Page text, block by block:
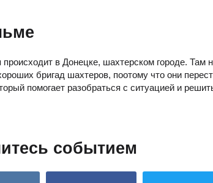
происходит в Донецке, шахтерском городе. Там
бригад шахтеров, поотому что они
помогает разобраться с ситуацией и
событием